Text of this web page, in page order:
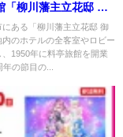
「柳川藩主立花邸 御
財の魅力をより体感
リニューアル！
ある「柳川藩主立花邸 御
のホテルの全客室やロビー
、1950年に料亭旅館を開業
の節目の...